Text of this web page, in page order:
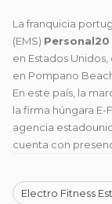
La franquicia
(EMS) Personal20
en Estados
en Pompano
En este país, la
la firma húngara
agencia
cuenta con
Electro Fitness